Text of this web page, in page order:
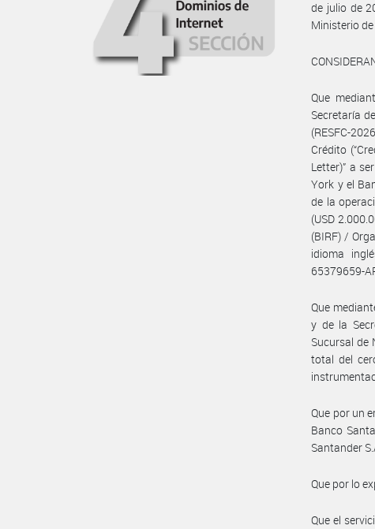
de julio de
Ministerio
Que
Secretaría
(RESFC-
Crédito
Letter)” a
York y el
de la
(USD
(BIRF) /
idioma
65379659-
Que
y de la
Sucursal de
total del
Que por un
Banco
Santander
Que por lo
Que el